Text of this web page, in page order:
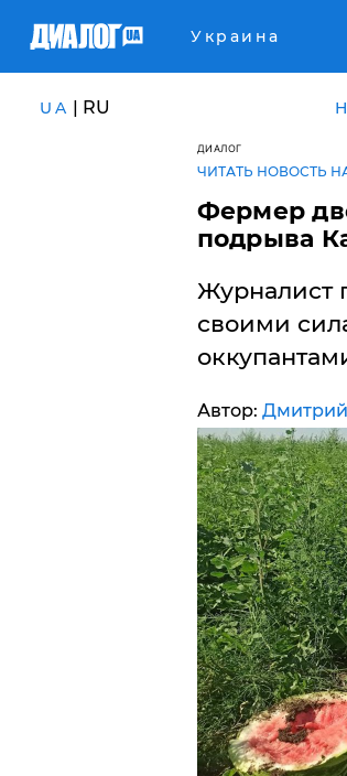
Украина
UA | RU
ДИАЛОГ
ЧИТАТЬ НОВОСТЬ
​Фермер
подрыва
Журналист
своими
Автор: